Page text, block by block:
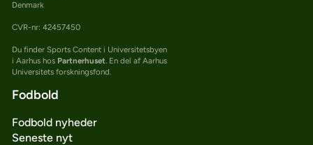
Denmark
CVR-nr: 42457450
Du finder Sports Content i Universitetsbyen
i Aarhus hos Partnerhuset. En del af Aarhus
Universitets forskningsfond.
Fodbold
Fodbold nyheder
Seneste nyt